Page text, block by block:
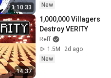
1:10:33
Every God | Anime
New
14:37
1,000,000 Villagers
Destroy VERITY
Reff
1.5M
2d ago
New